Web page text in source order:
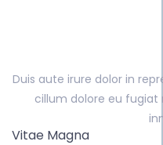
Duis aute irure dolor in
cillum dolore eu fugiat
Vitae Magna